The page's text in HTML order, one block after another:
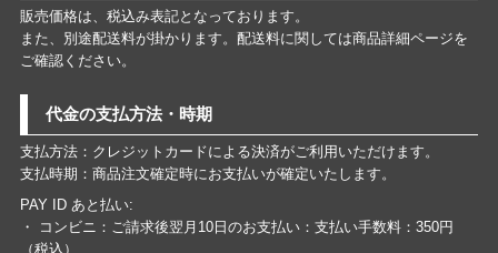
販売価格は、税込み表記となっております。
また、別途配送料が掛かります。配送料に関しては商品詳細ページを
ご確認ください。
代金の支払方法・時期
支払方法：クレジットカードによる決済がご利用いただけます。
支払時期：商品注文確定時にお支払いが確定いたします。
PAY ID あと払い:
・ コンビニ：ご請求後翌月10日のお支払い：支払い手数料：350円
（税込）